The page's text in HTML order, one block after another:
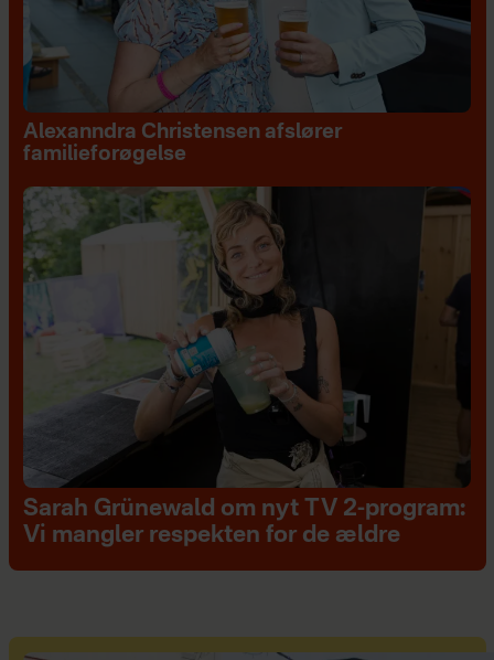
Alexanndra Christensen afslører
familieforøgelse
Sarah Grünewald om nyt TV 2-program:
Vi mangler respekten for de ældre